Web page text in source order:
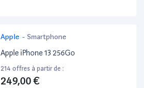
Apple - Smartphone
Apple iPhone 13 256Go
214 offres à partir de :
249,00 €